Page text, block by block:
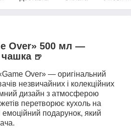
Over» 500 мл —
чашка 🍺
Over» — оригінальний
незвичайних і колекційних
дизайн з атмосферою
перетворює кухоль на
емоційний подарунок, який